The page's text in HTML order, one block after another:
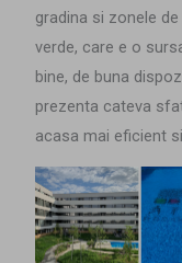
gradina si zonele
verde, care e o
bine, de buna
prezenta cateva
acasa mai eficient